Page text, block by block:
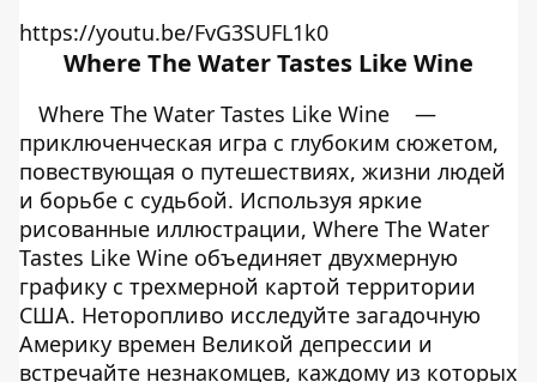
https://youtu.be/FvG3SUFL1k0
Where The Water Tastes Like Wine
Where The Water Tastes Like Wine
—
приключенческая игра с глубоким сюжетом,
повествующая о путешествиях, жизни людей
и борьбе с судьбой. Используя яркие
рисованные иллюстрации, Where The Water
Tastes Like Wine объединяет двухмерную
графику с трехмерной картой территории
США. Неторопливо исследуйте загадочную
Америку времен Великой депрессии и
встречайте незнакомцев, каждому из которых